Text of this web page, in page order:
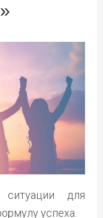
для
успеха.